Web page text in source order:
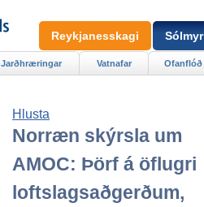
Hlusta
Norræn skýrsla um
AMOC: Þörf á öflugri
loftslagsaðgerðum,
Jarðhræringar Vatnafar Ofanflóð
Reykjanesskagi